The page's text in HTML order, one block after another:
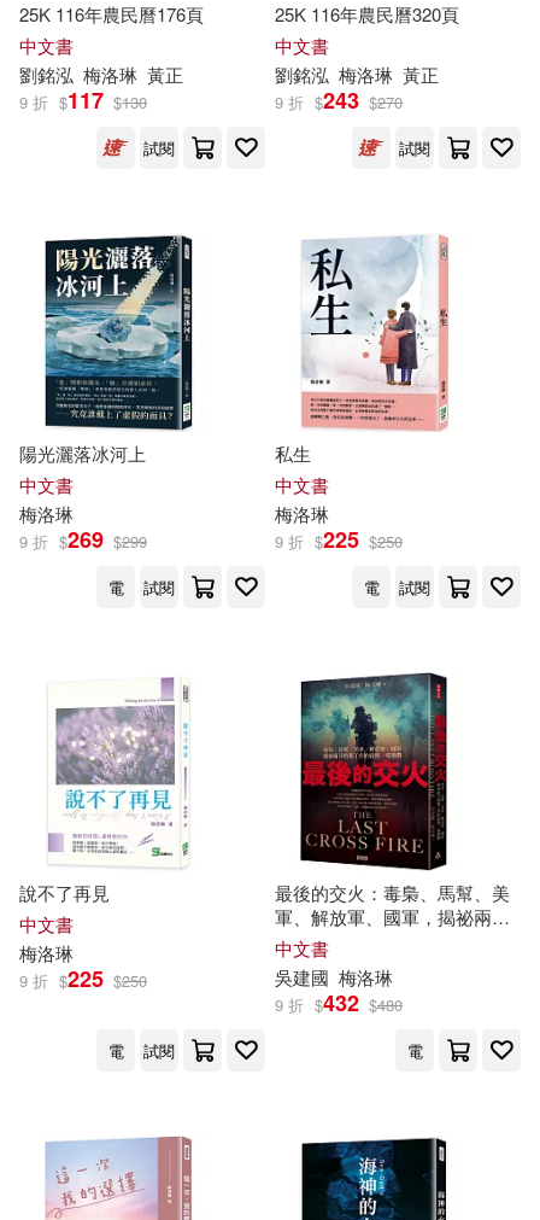
25K 116年農民曆176頁
中文書
劉銘泓 梅洛琳 黃正
9 折 $117 $130
試閱
25K 116年農民曆320頁
中文書
劉銘泓 梅洛琳 黃正
9 折 $243 $270
試閱
陽光灑落冰河上
中文書
梅洛琳
9 折 $269 $299
電
試閱
私生
中文書
梅洛琳
9 折 $225 $250
電
試閱
說不了再見
中文書
梅洛琳
9 折 $225 $250
電 試閱
最後的交火：毒梟、馬幫、美
軍、解放軍、國軍，揭祕兩岸
情報工作的最後一場激戰
中文書
吳建國 梅洛琳
9 折 $432 $480
電